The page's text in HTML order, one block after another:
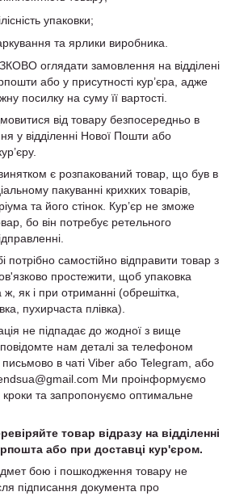
упаковки;
та ярлики виробника.
оглядати замовлення на відділені
або у присутності кур’єра, адже
посилку на суму її вартості.
від товару безпосередньо в
у відділенні Нової Пошти або
є розпакований товар, що був в
пакуванні крихких товарів,
та його стінок. Кур’єр не зможе
бо він потребує ретельного
потрібно самостійно відправити товар з
простежити, щоб упаковка
ж, як і при отриманні (обрешітка,
пухирчаста плівка).
не підпадає до жодної з вище
нам деталі за телефоном
в чаті Viber або Telegram, або
Ми проінформуємо
кроки та запропонуємо оптимальне
товар відразу на відділенні
або при доставці кур'єром.
бою і пошкодження товару не
підписання документа про